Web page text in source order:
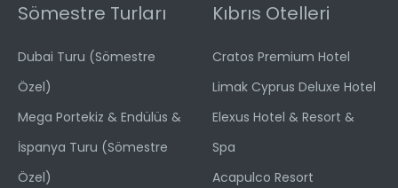
Sömestre Turları
Dubai Turu (Sömestre
Özel)
Mega Portekiz & Endülüs &
İspanya Turu (Sömestre
Özel)
Kıbrıs Otelleri
Cratos Premium Hotel
Limak Cyprus Deluxe Hotel
Elexus Hotel & Resort &
Spa
Acapulco Resort